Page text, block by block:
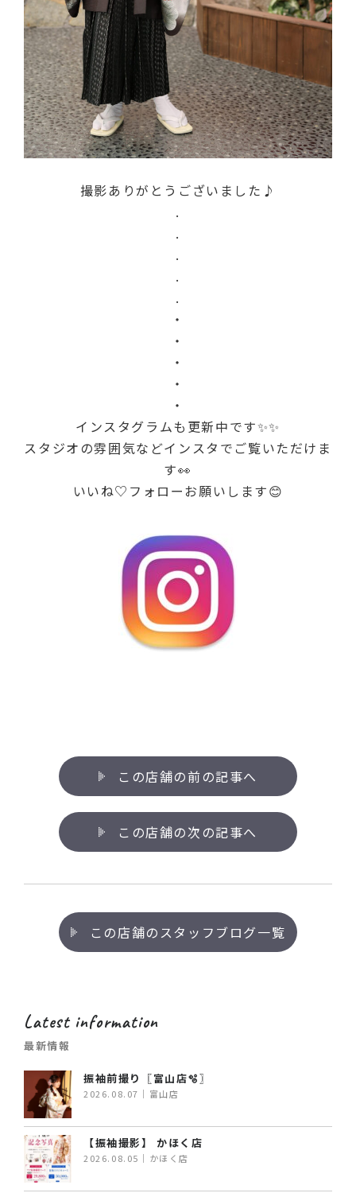
撮影ありがとうございました♪
.
.
.
.
.
・
・
・
・
・
インスタグラムも更新中です✨✨
スタジオの雰囲気などインスタでご覧いただけま
す👀
いいね♡フォローお願いします😊
この店舗の前の記事へ
この店舗の次の記事へ
この店舗のスタッフブログ一覧
Latest information
最新情報
振袖前撮り〖富山店🫧〗
2026.08.07｜富山店
【振袖撮影】 かほく店
2026.08.05｜かほく店